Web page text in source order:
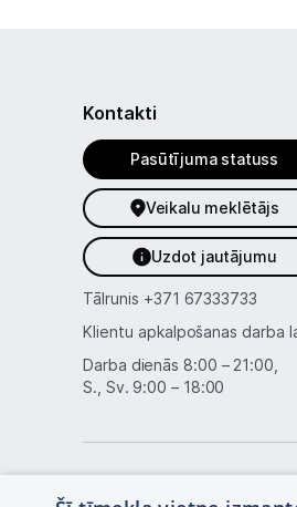
Kontakti
Pasūtījuma statuss
Veikalu meklētājs
Uzdot jautājumu
Tālrunis +371 67333733
Klientu apkalpošanas darba
Darba dienās 8:00 – 21:00,
S., Sv. 9:00 – 18:00